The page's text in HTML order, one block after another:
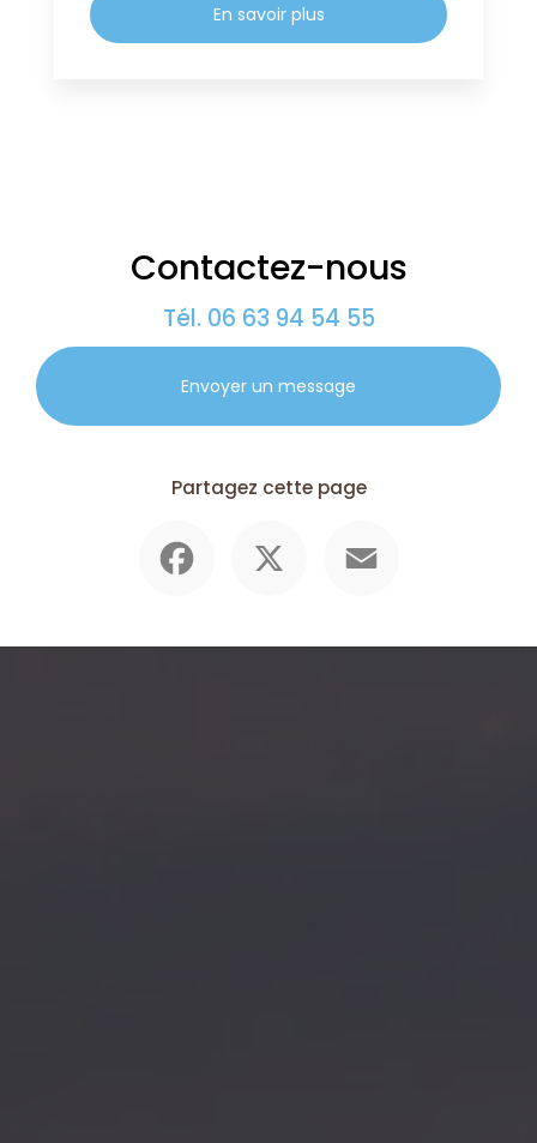
En savoir plus
Contactez-nous
Tél. 06 63 94 54 55
Envoyer un message
Partagez cette page